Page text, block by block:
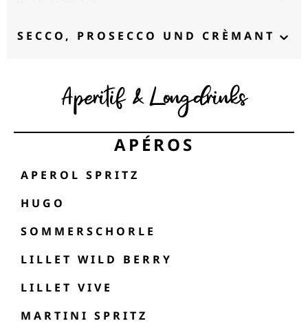
SECCO, PROSECCO UND CRÈMANT
Aperitif & Longdrinks
APÉROS
APEROL SPRITZ
HUGO
SOMMERSCHORLE
LILLET WILD BERRY
LILLET VIVE
MARTINI SPRITZ